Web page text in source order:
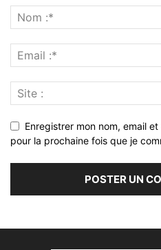
Enregistrer mon nom, email
pour la prochaine fois que je